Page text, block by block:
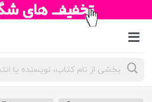
جستجوی
محصولات